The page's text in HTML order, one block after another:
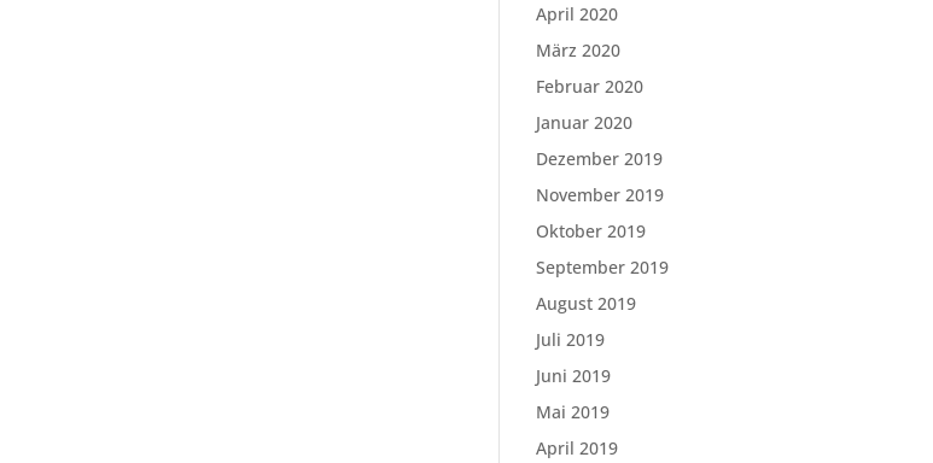
April 2020
März 2020
Februar 2020
Januar 2020
Dezember 2019
November 2019
Oktober 2019
September 2019
August 2019
Juli 2019
Juni 2019
Mai 2019
April 2019